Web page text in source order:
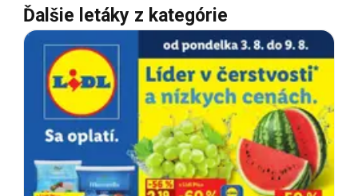
Ďalšie letáky z kategórie